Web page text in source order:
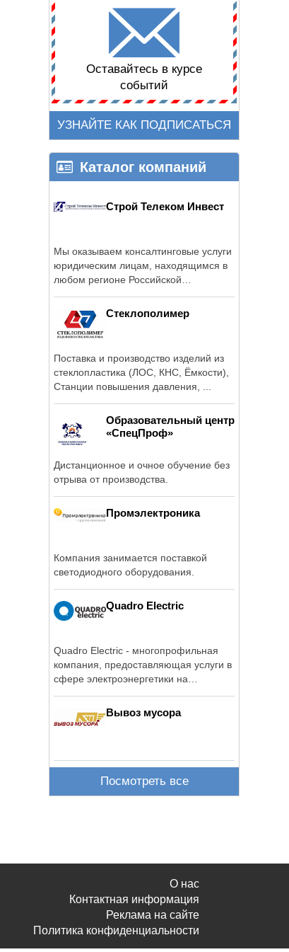
Оставайтесь в курсе
событий
УЗНАЙТЕ КАК ПОДПИСАТЬСЯ
Каталог компаний
Строй Телеком Инвест
Мы оказываем консалтинговые услуги
юридическим лицам, находящимся в
любом регионе Российской
Стеклополимер
Поставка и производство изделий из
стеклопластика (ЛОС, КНС, Ёмкости),
Станции повышения давления, ...
Образовательный центр
«СпецПроф»
Дистанционное и очное обучение без
отрыва от производства.
Промэлектроника
Компания занимается поставкой
светодиодного оборудования.
Quadro Electric
Quadro Electric - многопрофильная
компания, предоставляющая услуги в
сфере электроэнергетики на
Вывоз мусора
Посмотреть все
О нас
Контактная информация
Реклама на сайте
Политика конфиденциальности